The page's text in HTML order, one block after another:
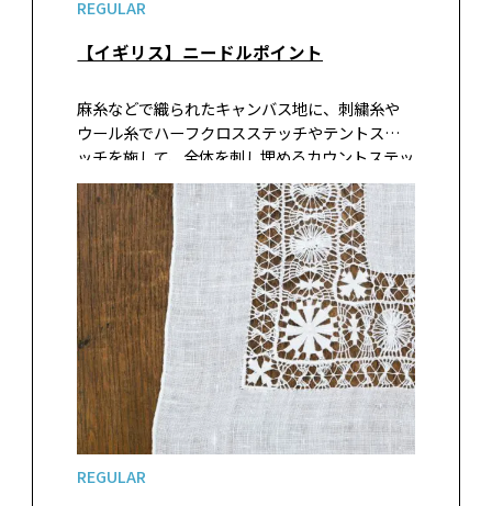
REGULAR
【イギリス】ニードルポイント
麻糸などで織られたキャンバス地に、刺繍糸や
ウール糸でハーフクロスステッチやテントステ
ッチを施して、全体を刺し埋めるカウントステッ
チの１種。ニードルポイントという名称はおも
にアメリカで用いられ、ヨーロッパではキャン
バスワークと呼ばれている。刺し埋めるこ…
REGULAR